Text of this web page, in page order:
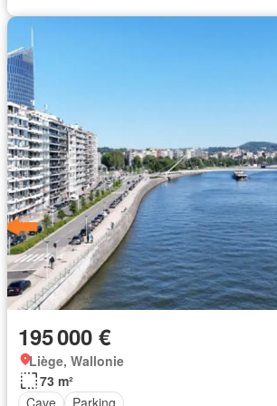
195 000 €
Liège, Wallonie
73 m²
Cave
Parking